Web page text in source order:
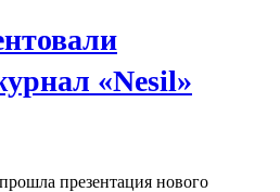
«Nesil»
презентация нового